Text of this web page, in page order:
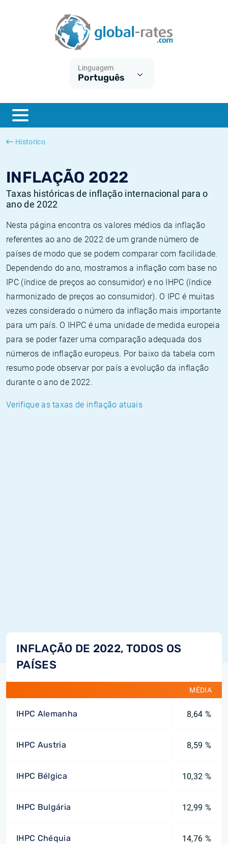
Linguagem
Português
Historico
INFLAÇÃO 2022
Taxas históricas de inflação internacional para o
ano de 2022
Nesta página encontra os valores médios da inflação
referentes ao ano de 2022 de um grande número de
países de modo que se podem comparar com facilidade.
Dependendo do ano, mostramos a inflação com base no
IPC (índice de preços ao consumidor) e no IHPC (índice
harmonizado de preços ao consumidor). O IPC é muitas
vezes considerado o número da inflação mais importante
para um país. O IHPC é uma unidade de medida europeia
para se poder fazer uma comparação adequada dos
números de inflação europeus. Por baixo da tabela com
resumo pode observar por país a evolução da inflação
durante o ano de 2022.
Verifique as taxas de inflação atuais
INFLAÇÃO DE 2022, TODOS OS
PAÍSES
MÉDIA
IHPC Alemanha 8,64 %
IHPC Austria 8,59 %
IHPC Bélgica 10,32 %
IHPC Bulgária 12,99 %
IHPC Chéquia 14,76 %
ESTER
SONIA
O que é a inflação do IPC?
O que é a inflação do IHPC?
Inflação Estados Unidos
Inflação Europa
Taxas Euribor históricas
Taxas ESTER históricas
Taxas SONIA históricas
Taxas TONAR históricas
Calculadora de inflação